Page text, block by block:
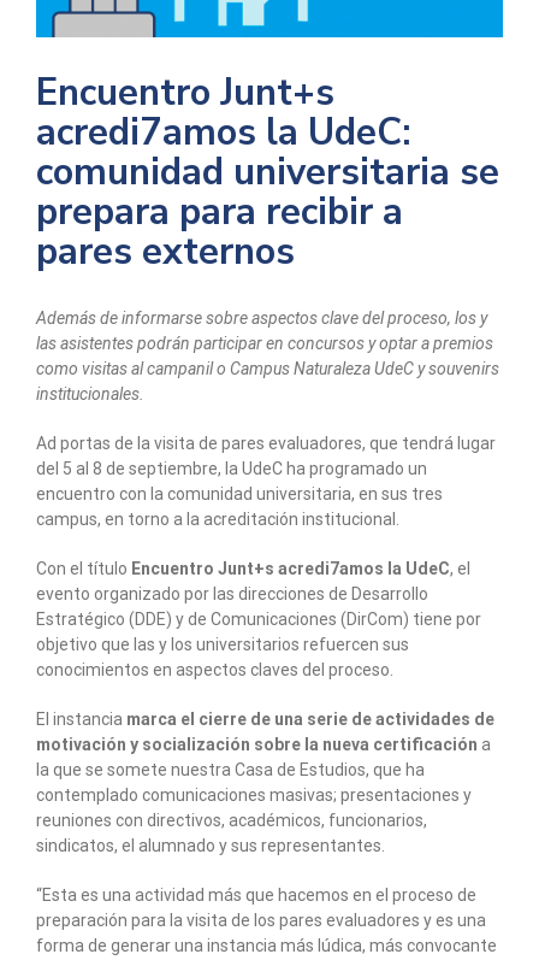
Encuentro Junt+s
acredi7amos la UdeC:
comunidad universitaria se
prepara para recibir a
pares externos
Además de informarse sobre aspectos clave del proceso, los y
las asistentes podrán participar en concursos y optar a premios
como visitas al campanil o Campus Naturaleza UdeC y souvenirs
institucionales.
Ad portas de la visita de pares evaluadores, que tendrá lugar
del 5 al 8 de septiembre, la UdeC ha programado un
encuentro con la comunidad universitaria, en sus tres
campus, en torno a la acreditación institucional.
Con el título Encuentro Junt+s acredi7amos la UdeC, el
evento organizado por las direcciones de Desarrollo
Estratégico (DDE) y de Comunicaciones (DirCom) tiene por
objetivo que las y los universitarios refuercen sus
conocimientos en aspectos claves del proceso.
El instancia marca el cierre de una serie de actividades de
motivación y socialización sobre la nueva certificación a
la que se somete nuestra Casa de Estudios, que ha
contemplado comunicaciones masivas; presentaciones y
reuniones con directivos, académicos, funcionarios,
sindicatos, el alumnado y sus representantes.
“Esta es una actividad más que hacemos en el proceso de
preparación para la visita de los pares evaluadores y es una
forma de generar una instancia más lúdica, más convocante